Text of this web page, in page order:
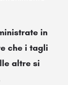
in
che i tagli
altre si